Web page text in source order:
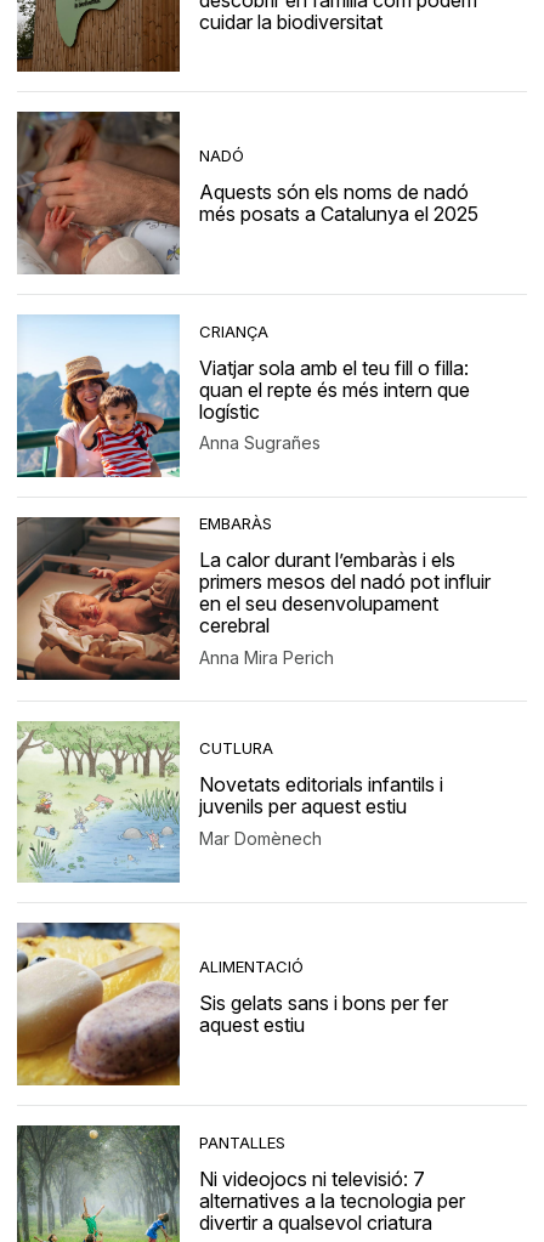
cuidar la biodiversitat
NADÓ
Aquests són els noms de nadó
més posats a Catalunya el 2025
CRIANÇA
Viatjar sola amb el teu fill o filla:
quan el repte és més intern que
logístic
Anna Sugrañes
EMBARÀS
La calor durant l’embaràs i els
primers mesos del nadó pot influir
en el seu desenvolupament
cerebral
Anna Mira Perich
CUTLURA
Novetats editorials infantils i
juvenils per aquest estiu
Mar Domènech
ALIMENTACIÓ
Sis gelats sans i bons per fer
aquest estiu
PANTALLES
Ni videojocs ni televisió: 7
alternatives a la tecnologia per
divertir a qualsevol criatura